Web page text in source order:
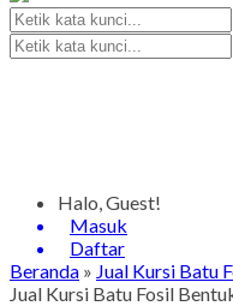
Halo, Guest!
Masuk
Daftar
Beranda » Jual Kursi Batu
Jual Kursi Batu Fosil